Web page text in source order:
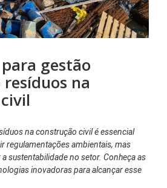
gestão
na
na construção civil é essencial
regulamentações ambientais, mas
sustentabilidade no setor. Conheça as
inovadoras para alcançar esse